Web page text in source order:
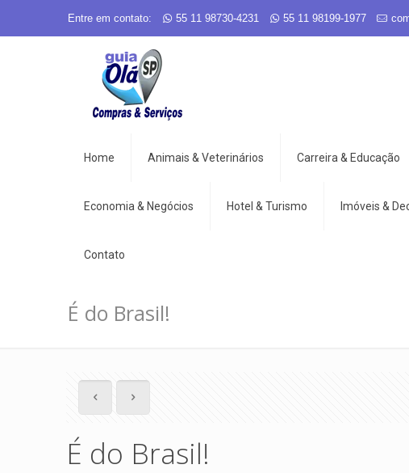
Entre em contato: 55 11 98730-4231 55 11 98199-1977
Home Animais & Veterinários Carreira & Educação
Economia & Negócios Hotel & Turismo Imóveis &
Contato
É do Brasil!
É do Brasil!